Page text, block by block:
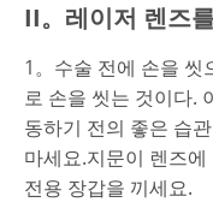
II。레이저 렌즈
1。수술 전에 손을 씻
로 손을 씻는 것이다.
동하기 전의 좋은 습
마세요.지문이 렌즈
전용 장갑을 끼세요.